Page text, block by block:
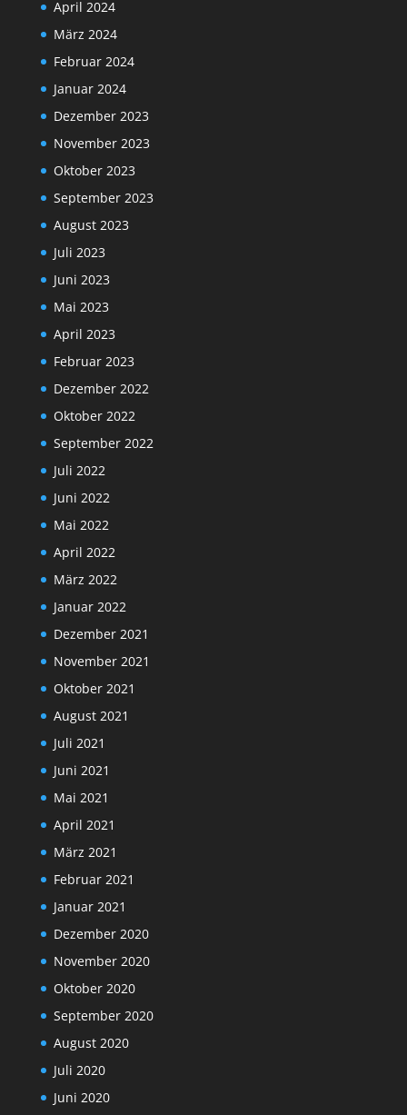
April 2024
März 2024
Februar 2024
Januar 2024
Dezember 2023
November 2023
Oktober 2023
September 2023
August 2023
Juli 2023
Juni 2023
Mai 2023
April 2023
Februar 2023
Dezember 2022
Oktober 2022
September 2022
Juli 2022
Juni 2022
Mai 2022
April 2022
März 2022
Januar 2022
Dezember 2021
November 2021
Oktober 2021
August 2021
Juli 2021
Juni 2021
Mai 2021
April 2021
März 2021
Februar 2021
Januar 2021
Dezember 2020
November 2020
Oktober 2020
September 2020
August 2020
Juli 2020
Juni 2020